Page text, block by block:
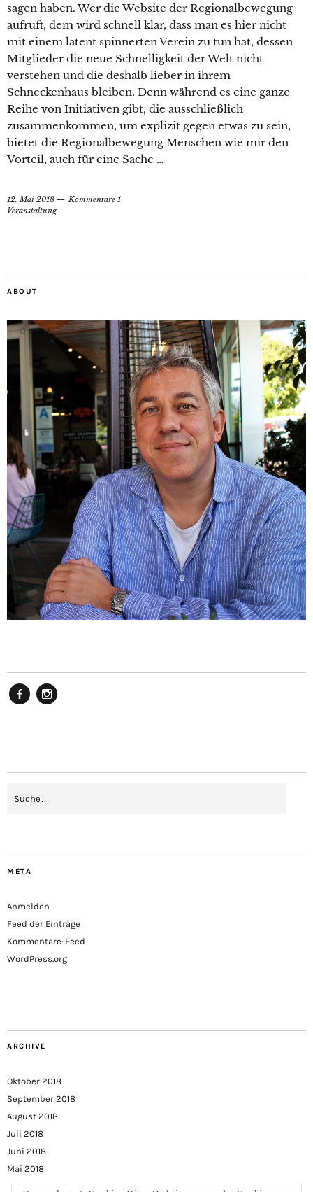
sagen haben. Wer die Website der Regionalbewegung
aufruft, dem wird schnell klar, dass man es hier nicht
mit einem latent spinnerten Verein zu tun hat, dessen
Mitglieder die neue Schnelligkeit der Welt nicht
verstehen und die deshalb lieber in ihrem
Schneckenhaus bleiben. Denn während es eine ganze
Reihe von Initiativen gibt, die ausschließlich
zusammenkommen, um explizit gegen etwas zu sein,
bietet die Regionalbewegung Menschen wie mir den
Vorteil, auch für eine Sache …
12. Mai 2018
Kommentare 1
Veranstaltung
ABOUT
META
Anmelden
Feed der Einträge
Kommentare-Feed
WordPress.org
ARCHIVE
Oktober 2018
September 2018
August 2018
Juli 2018
Juni 2018
Mai 2018